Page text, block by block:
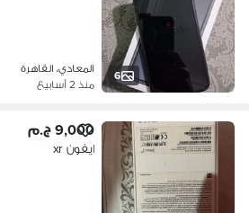
6
المعادي، القاهرة
منذ 2 أسابيع
9,000 ج.م
ايفون xr